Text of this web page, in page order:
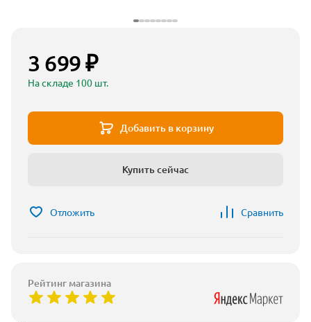
3 699 ₽
На складе 100 шт.
Добавить в корзину
Купить сейчас
Отложить Сравнить
Рейтинг магазина